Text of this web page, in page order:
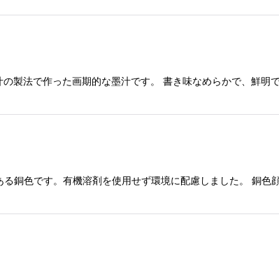
製法で作った画期的な墨汁です。 書き味なめらかで、鮮
銅色です。有機溶剤を使用せず環境に配慮しました。 銅